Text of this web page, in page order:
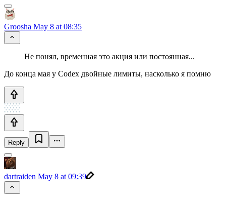
Groosha May 8 at 08:35
Не понял, временная это акция или постоянная...
До конца мая у Codex двойные лимиты, насколько я помню
Reply
dartraiden May 8 at 09:39